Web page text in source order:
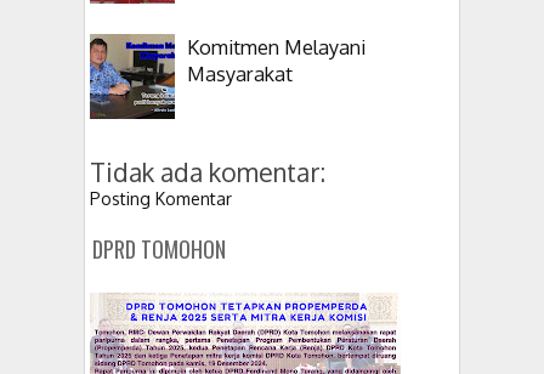
Komitmen Melayani
Masyarakat
Tidak ada komentar:
Posting Komentar
DPRD TOMOHON